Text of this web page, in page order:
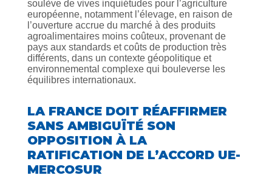
soulève de vives inquiétudes pour l’agriculture
européenne, notamment l’élevage, en raison de
l’ouverture accrue du marché à des produits
agroalimentaires moins coûteux, provenant de
pays aux standards et coûts de production très
différents, dans un contexte géopolitique et
environnemental complexe qui bouleverse les
équilibres internationaux.
LA FRANCE DOIT RÉAFFIRMER
SANS AMBIGUÏTÉ SON
OPPOSITION À LA
RATIFICATION DE L’ACCORD UE-
MERCOSUR